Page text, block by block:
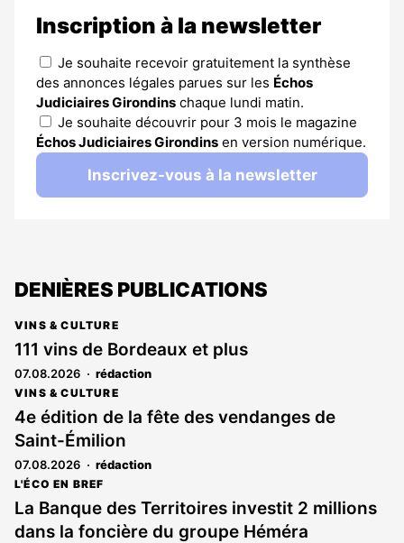
Inscription à la newsletter
Je souhaite recevoir gratuitement la synthèse
des annonces légales parues sur les Échos
Judiciaires Girondins chaque lundi matin.
Je souhaite découvrir pour 3 mois le magazine
Échos Judiciaires Girondins en version numérique.
Inscrivez-vous à la newsletter
DENIÈRES PUBLICATIONS
VINS & CULTURE
111 vins de Bordeaux et plus
07.08.2026 rédaction
VINS & CULTURE
4e édition de la fête des vendanges de
Saint-Émilion
07.08.2026 rédaction
L'ÉCO EN BREF
La Banque des Territoires investit 2 millions
dans la foncière du groupe Héméra